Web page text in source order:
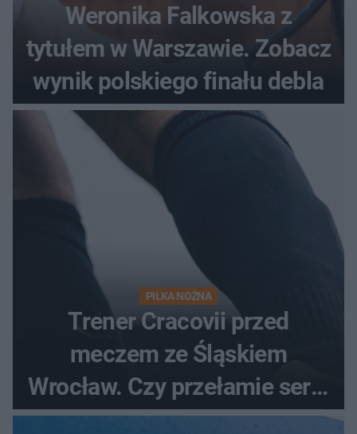
Weronika Falkowska z
tytułem w Warszawie. Zobacz
wynik polskiego finału debla
PIŁKA NOŻNA
Trener Cracovii przed
meczem ze Śląskiem
Wrocław. Czy przełamie serię
bez wygranej?